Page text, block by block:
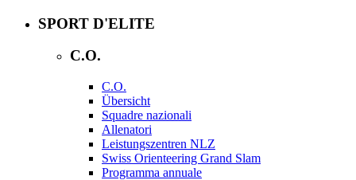
SPORT D'ELITE
C.O.
C.O.
Übersicht
Squadre nazionali
Allenatori
Leistungszentren NLZ
Swiss Orienteering Grand Slam
Programma annuale